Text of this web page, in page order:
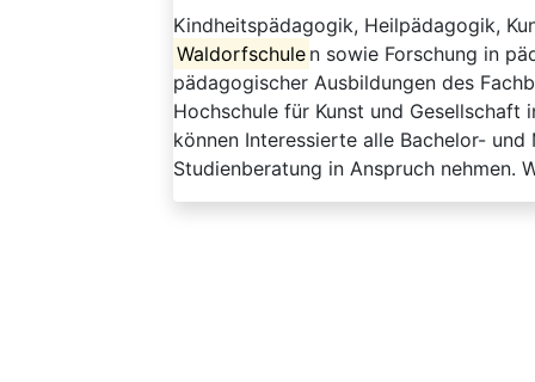
Kindheitspädagogik, Heilpädagogik,
Waldorfschule n sowie Forschung in
pädagogischer Ausbildungen des
Hochschule für Kunst und
können Interessierte alle Bachelor-
Studienberatung in Anspruch nehmen.